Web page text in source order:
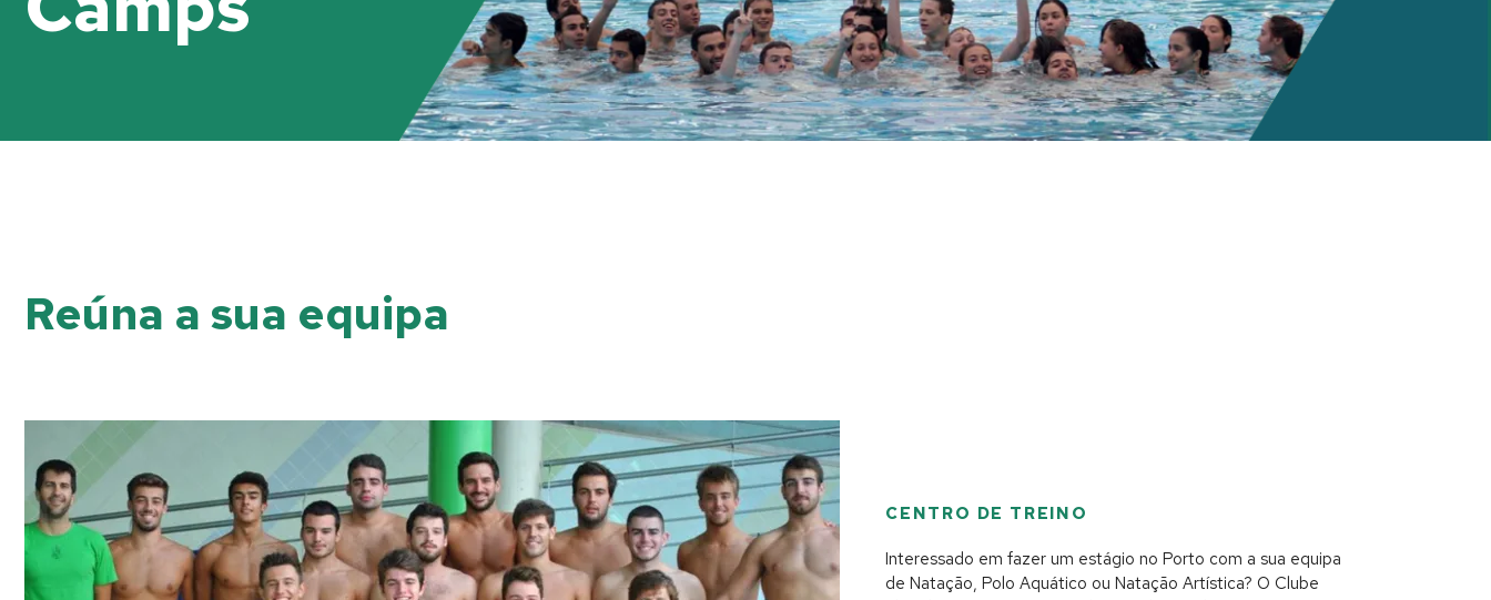
Reúna a sua equipa
CENTRO DE TREINO
Interessado em fazer um estágio no Porto com a sua equipa
de Natação, Polo Aquático ou Natação Artística? O Clube